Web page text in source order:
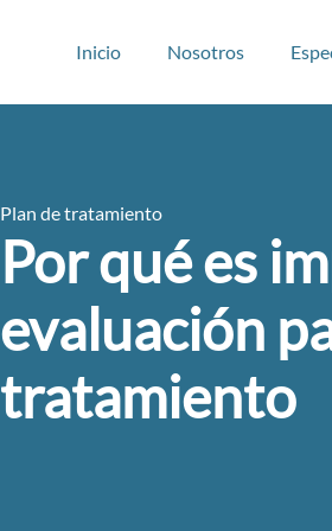
Inicio Nosotros
Plan de tratamiento
Por qué es
evaluación
tratamiento